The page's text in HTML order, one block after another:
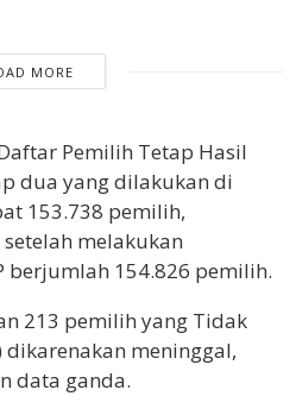
MORE
Pemilih Tetap Hasil
dua yang dilakukan di
153.738 pemilih,
melakukan
berjumlah 154.826 pemilih.
213 pemilih yang Tidak
dikarenakan meninggal,
data ganda.